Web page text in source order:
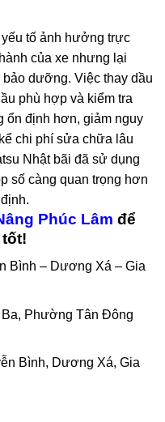
tố ảnh hưởng trực
của xe nhưng lại
dưỡng. Việc thay dầu
phù hợp và kiểm tra
ổn định hơn, giảm nguy
chi phí sửa chữa lâu
Nhật bãi đã sử dụng
số càng quan trọng hơn
Phúc Lâm để
Bình – Dương Xá – Gia
Ba, Phường Tân Đông
Bình, Dương Xá, Gia